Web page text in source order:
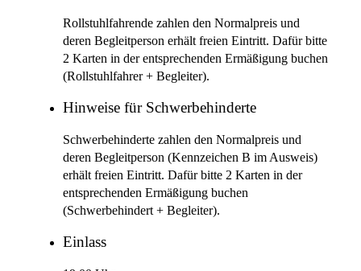
Rollstuhlfahrende zahlen den Normalpreis und
deren Begleitperson erhält freien Eintritt. Dafür bitte
2 Karten in der entsprechenden Ermäßigung buchen
(Rollstuhlfahrer + Begleiter).
Hinweise für Schwerbehinderte
Schwerbehinderte zahlen den Normalpreis und
deren Begleitperson (Kennzeichen B im Ausweis)
erhält freien Eintritt. Dafür bitte 2 Karten in der
entsprechenden Ermäßigung buchen
(Schwerbehindert + Begleiter).
Einlass